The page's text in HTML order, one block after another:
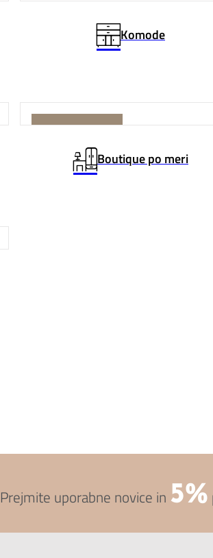
Komode
Boutique po meri
Prejmite uporabne novice in 5%